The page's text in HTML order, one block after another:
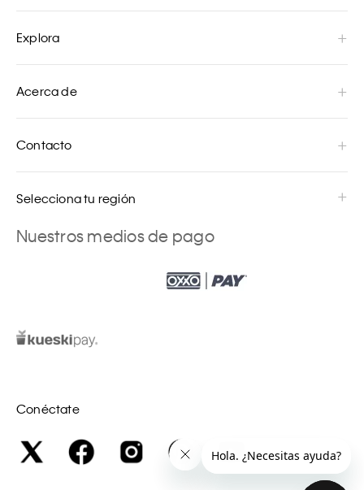
Explora
Acerca de
Contacto
Selecciona tu región
Nuestros medios de pago
Conéctate